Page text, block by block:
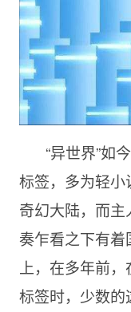
“异世界”如
标签，多为轻
奇幻大陆，而
奏乍看之下有
上，在多年前
标签时，少数